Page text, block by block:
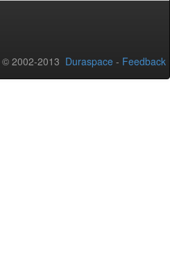
2002-2013 Duraspace - Feedback